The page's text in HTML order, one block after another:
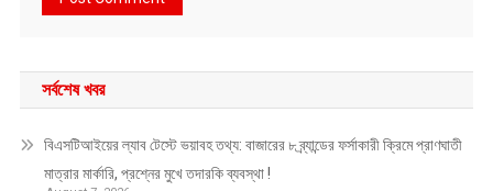
সর্বশেষ খবর
বিএসটিআইয়ের ল্যাব টেস্টে ভয়াবহ তথ্য: বাজারের ৮ ব্র্যান্ডের ফর্সাকারী ক্রিমে প্রাণঘাতী
মাত্রার মার্কারি, প্রশ্নের মুখে তদারকি ব্যবস্থা !